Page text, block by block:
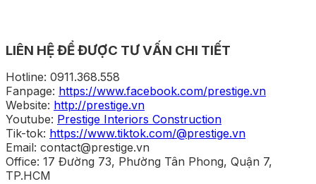
LIÊN HỆ ĐỂ ĐƯỢC TƯ VẤN CHI TIẾT
Hotline: 0911.368.558
Fanpage: https://www.facebook.com/prestige.vn
Website: http://prestige.vn
Youtube: Prestige Interiors Construction
Tik-tok: https://www.tiktok.com/@prestige.vn
Email: contact@prestige.vn
Office: 17 Đường 73, Phường Tân Phong, Quận 7,
TP.HCM